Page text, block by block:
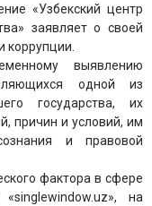
«Узбекский центр
заявляет о своей
коррупции.
выявлению
одной из
государства, их
причин и условий, им
и правовой
фактора в сфере
на